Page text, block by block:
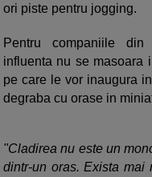
ori piste pentru jogging.
Pentru companiile
influenta nu se masoara
pe care le vor inaugura
degraba cu orase in
"Cladirea nu este un
dintr-un oras. Exista mai